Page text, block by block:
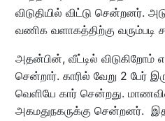
விடுதியில் விட்டு சென்றனர்.
வணிக வளாகத்திற்கு
அதன்பின், வீட்டில் விடுகிறோம்
சென்றார். காரில் வேறு 2 பேர்
வெளியே கார் சென்றது.
அகமதுநகருக்கு சென்றனர்.